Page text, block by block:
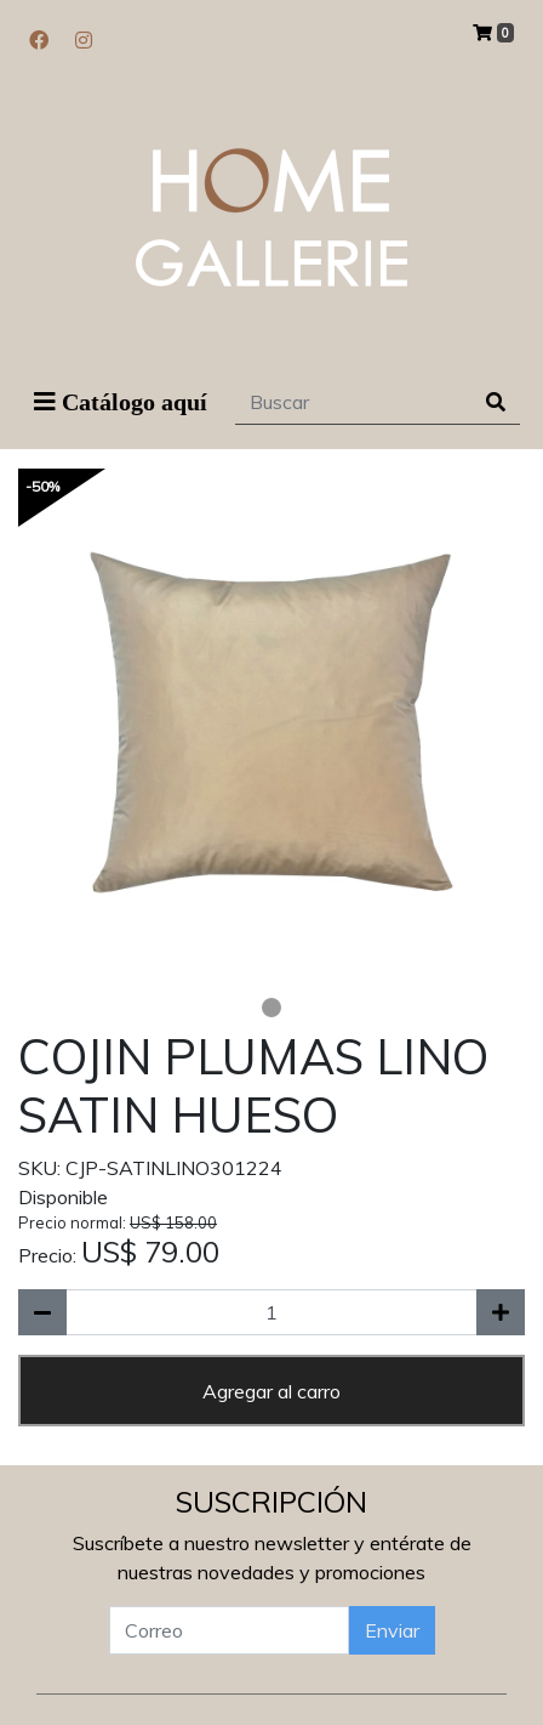
0
Catálogo aquí
-50%
COJIN PLUMAS LINO
SATIN HUESO
SKU: CJP-SATINLINO301224
Disponible
Precio normal: US$ 158.00
Precio: US$ 79.00
Agregar al carro
SUSCRIPCIÓN
Suscríbete a nuestro newsletter y entérate de
nuestras novedades y promociones
Enviar